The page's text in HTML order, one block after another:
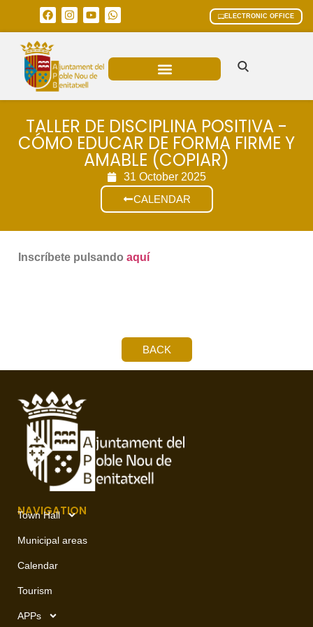
ELECTRONIC OFFICE
TALLER DE DISCIPLINA POSITIVA -
CÓMO EDUCAR DE FORMA FIRME Y
AMABLE (COPIAR)
31 October 2025
CALENDAR
Inscríbete pulsando aquí
BACK
NAVIGATION
Town Hall
Municipal areas
Calendar
Tourism
APPs